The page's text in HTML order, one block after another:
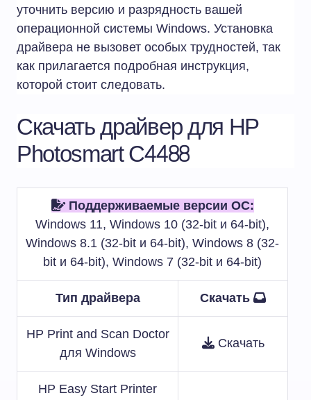
уточнить версию и разрядность вашей
операционной системы Windows. Установка
драйвера не вызовет особых трудностей, так
как прилагается подробная инструкция,
которой стоит следовать.
Скачать драйвер для HP
Photosmart C4488
Поддерживаемые версии ОС:
Windows 11, Windows 10 (32-bit и 64-bit),
Windows 8.1 (32-bit и 64-bit), Windows 8 (32-
bit и 64-bit), Windows 7 (32-bit и 64-bit)
Тип драйвера Скачать
HP Print and Scan Doctor
для Windows
Скачать
HP Easy Start Printer